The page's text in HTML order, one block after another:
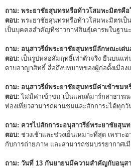
ถาม: พระยาชัยสุนทรหรือท้าวโสมพะมิตรคือ
ตอบ: พระยาชัยสุนทรหรือท้าวโสมพะมิตรเป็
เป็นบุคคลสำคัญที่ชาวกาฬสินธุ์เคารพในฐาน
ถาม: อนุสาวรีย์พระยาชัยสุนทรมีลักษณะเด่น
ตอบ: เป็นรูปหล่อสัมฤทธิ์เท่าตัวจริง ยืนบนแ
ดาบอาญาสิทธิ์ สื่อถึงบทบาทของผู้ก่อตั้งเมือง
ถาม: อนุสาวรีย์พระยาชัยสุนทรมีค่าเข้าชมห
ตอบ: ไม่มีค่าเข้าชม เป็นแลนด์มาร์กสาธาร
ท่องเที่ยวสามารถผ่านชมและสักการะได้ทุกวั
ถาม: ควรไปสักการะอนุสาวรีย์พระยาชัยสุนท
ตอบ: ช่วงเช้าและช่วงเย็นเหมาะที่สุด เพราะ
กับการถ่ายภาพ และสามารถชมบรรยากาศเ
ถาม: วันที่ 13 กันยายนมีความสำคัญกับอนุส